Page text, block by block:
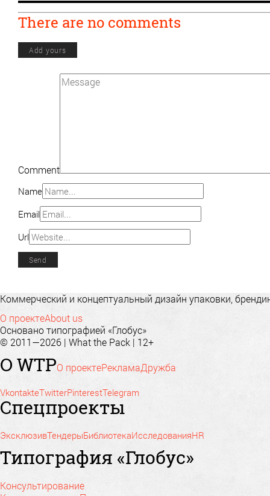
There are no comments
Add yours
Comment
Name
Email
Url
Коммерческий и концептуальный дизайн упаковки,
О проектеAbout us
Основано типографией «Глобус»
© 2011—2026 | What the Pack | 12+
О WTPО проектеРекламаДружба
VkontakteTwitterPinterestTelegram
Спецпроекты
ЭксклюзивТендерыБиблиотекаИсследованияHR
Типография «Глобус»
Консультирование